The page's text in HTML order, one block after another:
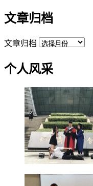
文章归档
文章归档
个人风采